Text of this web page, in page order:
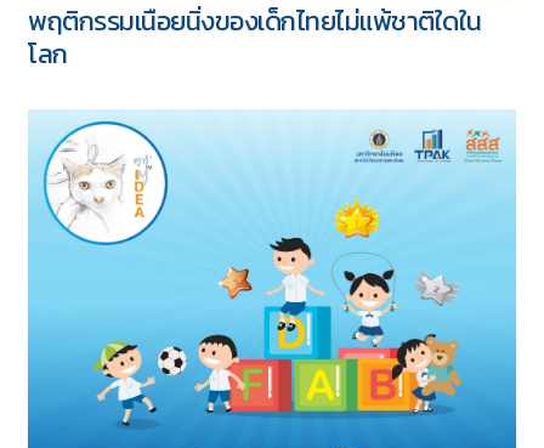
พฤติกรรมเนือยนิ่งของเด็กไทยไม่แพ้ชาติใดใน
โลก